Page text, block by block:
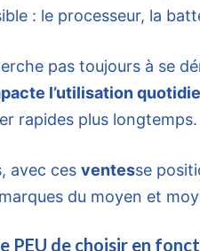
: le processeur, la
pas toujours à se
l’utilisation
rapides plus longtemps.
avec ces ventesse
du moyen et
PEU de choisir en